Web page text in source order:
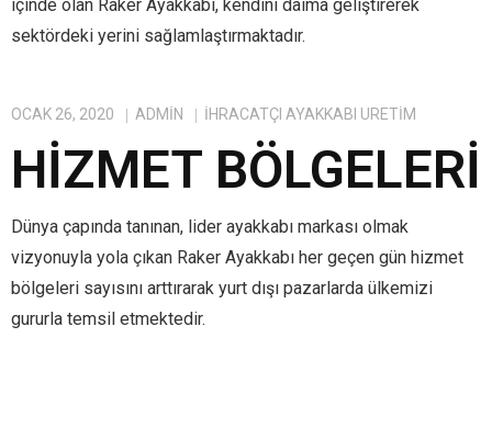
içinde olan Raker Ayakkabı, kendini daima geliştirerek
sektördeki yerini sağlamlaştırmaktadır.
OCAK 26, 2020 ADMIN IHRACATÇI AYAKKABI ÜRETIM
HIZMET BÖLGELERI
Dünya çapında tanınan, lider ayakkabı markası olmak
vizyonuyla yola çıkan Raker Ayakkabı her geçen gün hizmet
bölgeleri sayısını arttırarak yurt dışı pazarlarda ülkemizi
gururla temsil etmektedir.